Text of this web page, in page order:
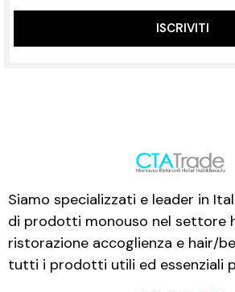
ISCRIVITI
Siamo specializzati e leader in
di prodotti monouso nel settore
ristorazione accoglienza e hair/
tutti i prodotti utili ed essenziali